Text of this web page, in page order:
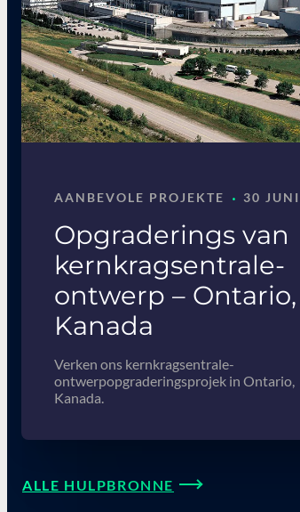
Opgraderings van
kernkragsentrale-
ontwerp – Ontario,
Kanada
AANBEVOLE PROJEKTE · 30
Verken ons kernkragsentrale-
ontwerpopgraderingsprojek in Ontario,
Kanada.
ALLE HULPBRONNE